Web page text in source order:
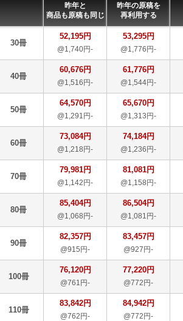
昨年と
商品も原稿も同じ
昨年の原稿を
再利用する
30冊
52,195円
@1,740円-
53,295円
@1,776円-
40冊
60,676円
@1,516円-
61,776円
@1,544円-
50冊
64,570円
@1,291円-
65,670円
@1,313円-
60冊
73,084円
@1,218円-
74,184円
@1,236円-
70冊
79,981円
@1,142円-
81,081円
@1,158円-
80冊
85,404円
@1,068円-
86,504円
@1,081円-
90冊
82,357円
@915円-
83,457円
@927円-
100冊
76,120円
@761円-
77,220円
@772円-
110冊
83,842円
@762円-
84,942円
@772円-